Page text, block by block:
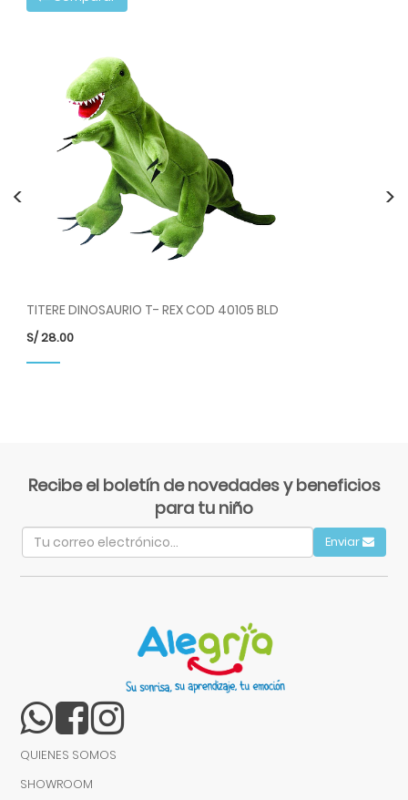
TITERE DINOSAURIO T- REX COD 40105 BLD
S/28.00
< >
Recibe el boletín de novedades y beneficios
para tu niño
Enviar
QUIENES SOMOS
SHOWROOM